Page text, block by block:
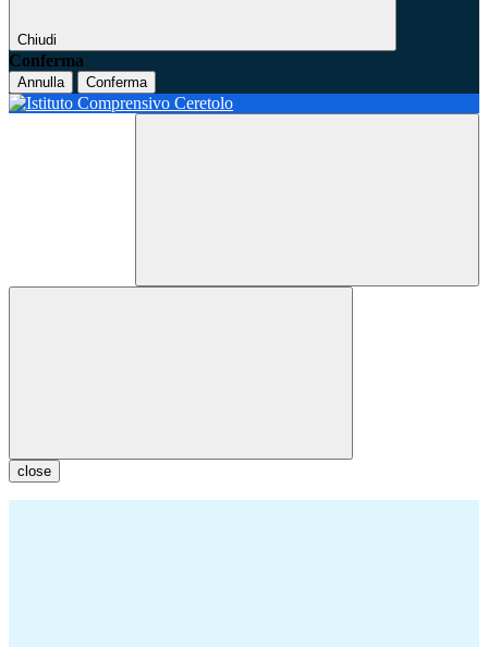
Chiudi
Conferma
Annulla Conferma
close